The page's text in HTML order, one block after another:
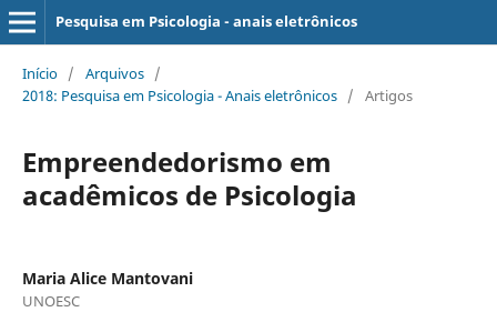
Pesquisa em Psicologia - anais eletrônicos
Início / Arquivos /
2018: Pesquisa em Psicologia - Anais eletrônicos / Artigos
Empreendedorismo em
acadêmicos de Psicologia
Maria Alice Mantovani
UNOESC